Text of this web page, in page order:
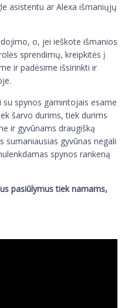
asistentu ar Alexa išmaniųjų
o, jei ieškote išmanios
sprendimų, kreipkitės į
ir padėsime išsirinkti ir
spynos gamintojais esame
šarvo durims, tiek durims
ir gyvūnams draugišką
sumaniausias gyvūnas negali
spynos rankeną
pasiūlymus tiek namams,